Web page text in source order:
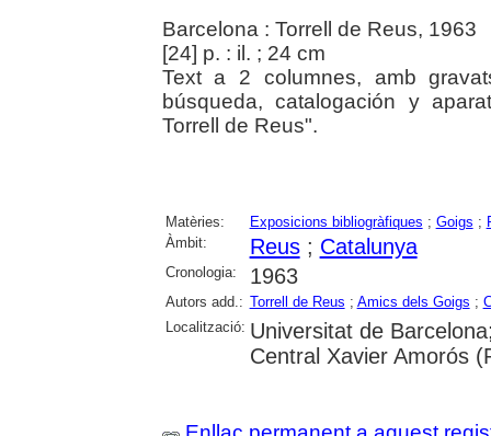
Barcelona : Torrell de Reus, 1963
[24] p. : il. ; 24 cm
Text a 2 columnes, amb
búsqueda, catalogación y
Torrell de Reus".
Matèries: Exposicions bibliogràfiques ; Goigs ;
Àmbit:
Reus; Catalunya
Cronologia: 1963
Autors add.: Torrell de Reus ; Amics dels Goigs ;
Localització: Universitat de
Central Xavier Amorós